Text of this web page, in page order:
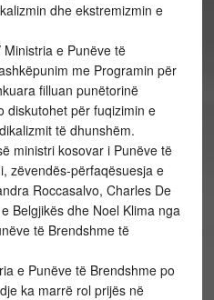
dhe ekstremizmin e
e Punëve të
me Programin për
filluan punëtorinë
diskutohet për fuqizimin e
të dhunshëm.
ministri kosovar i Punëve të
zëvendës-përfaqësuesja e
Roccasalvo, Charles De
Belgjikës dhe Noel Klima nga
të Brendshme të
e Punëve të Brendshme po
ka marrë rol prijës në